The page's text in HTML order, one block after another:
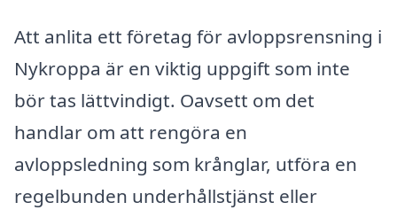
Att anlita ett företag för avloppsrensning i
Nykroppa är en viktig uppgift som inte
bör tas lättvindigt. Oavsett om det
handlar om att rengöra en
avloppsledning som krånglar, utföra en
regelbunden underhållstjänst eller